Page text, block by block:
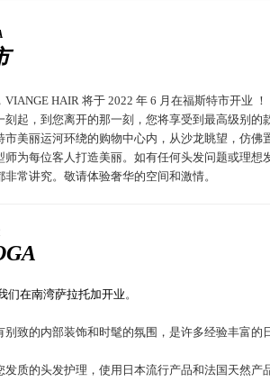
HAIR 将于 2022 年 6 月在福斯特市开业 ！
刻起，到您离开的那一刻，您将享受到最高级别的
市美丽运河环绕的购物中心内，从沙龙眺望，仿佛
师为每位客人打造美丽。如有任何头发问题或理
常讲究。敬请体验奢华的空间和激情。
们在南湾萨拉托加开业。
别致的内部装饰和时髦的氛围，是许多经验丰富的
发质的头发护理，使用日本流行产品和法国天然产